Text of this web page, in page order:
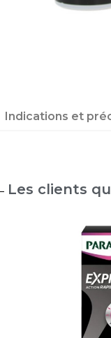
Indications et
Les clients